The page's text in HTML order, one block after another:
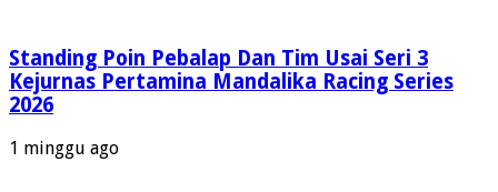
Standing Poin Pebalap Dan Tim Usai Seri 3
Kejurnas Pertamina Mandalika Racing Series
2026
1 minggu ago